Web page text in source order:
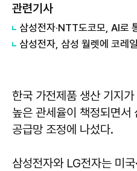
관련기사
삼성전자, 삼성 월렛에 코레
한국 가전제품 생산 기지
높은 관세율이 책정되면서
공급망 조정에 나섰다.
삼성전자와 LG전자는 미